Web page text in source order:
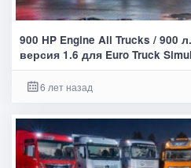
900 HP Engine All Trucks / 900
версия 1.6 для Euro Truck
6 лет назад